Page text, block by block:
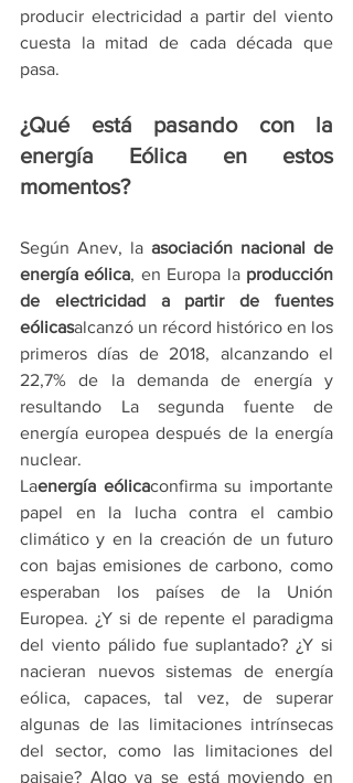
producir electricidad a partir del viento
cuesta la mitad de cada década que
pasa.
¿Qué está pasando con la
energía Eólica en estos
momentos?
Según Anev, la asociación nacional de
energía eólica, en Europa la producción
de electricidad a partir de fuentes
eólicasalcanzó un récord histórico en los
primeros días de 2018, alcanzando el
22,7% de la demanda de energía y
resultando La segunda fuente de
energía europea después de la energía
nuclear.
Laenergía eólicaconfirma su importante
papel en la lucha contra el cambio
climático y en la creación de un futuro
con bajas emisiones de carbono, como
esperaban los países de la Unión
Europea. ¿Y si de repente el paradigma
del viento pálido fue suplantado? ¿Y si
nacieran nuevos sistemas de energía
eólica, capaces, tal vez, de superar
algunas de las limitaciones intrínsecas
del sector, como las limitaciones del
paisaje? Algo ya se está moviendo en